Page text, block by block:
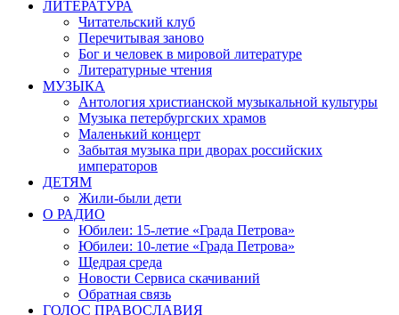
ЛИТЕРАТУРА
Читательский клуб
Перечитывая заново
Бог и человек в мировой литературе
Литературные чтения
МУЗЫКА
Антология христианской музыкальной культуры
Музыка петербургских храмов
Маленький концерт
Забытая музыка при дворах российских
императоров
ДЕТЯМ
Жили-были дети
О РАДИО
Юбилеи: 15-летие «Града Петрова»
Юбилеи: 10-летие «Града Петрова»
Щедрая среда
Новости Сервиса скачиваний
Обратная связь
ГОЛОС ПРАВОСЛАВИЯ